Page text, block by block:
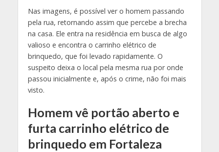
Nas imagens, é possível ver o homem passando
pela rua, retornando assim que percebe a brecha
na casa. Ele entra na residência em busca de algo
valioso e encontra o carrinho elétrico de
brinquedo, que foi levado rapidamente. O
suspeito deixa o local pela mesma rua por onde
passou inicialmente e, após o crime, não foi mais
visto.
Homem vê portão aberto e
furta carrinho elétrico de
brinquedo em Fortaleza